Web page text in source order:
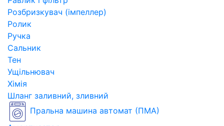
Розбризкувач (імпеллер)
Ролик
Ручка
Сальник
Тен
Ущільнювач
Хімія
Шланг заливний, зливний
Пральна машина автомат (ПМА)